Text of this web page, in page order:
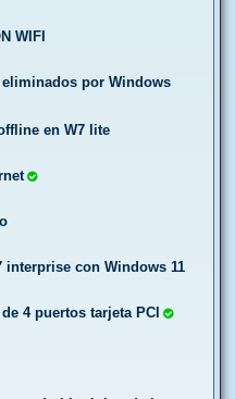
WIFI
por Windows
en W7 lite
interprise con Windows 11
4 puertos tarjeta PCI